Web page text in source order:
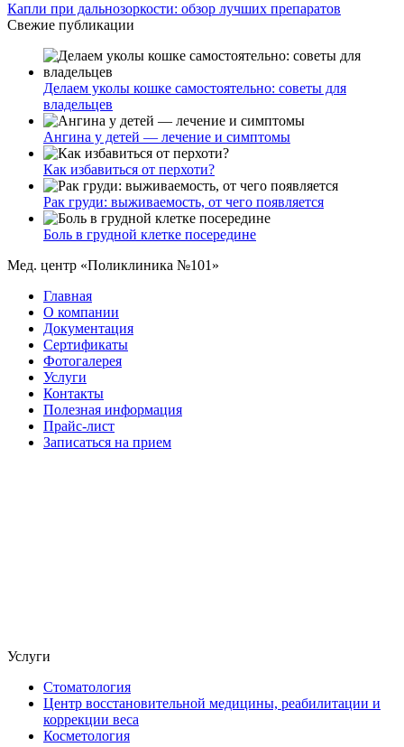
Капли при дальнозоркости: обзор лучших препаратов
Свежие публикации
Делаем уколы кошке самостоятельно: советы для
владельцев
Ангина у детей — лечение и симптомы
Как избавиться от перхоти?
Рак груди: выживаемость, от чего появляется
Боль в грудной клетке посередине
Мед. центр «Поликлиника №101»
Главная
О компании
Документация
Сертификаты
Фотогалерея
Услуги
Контакты
Полезная информация
Прайс-лист
Записаться на прием
Услуги
Стоматология
Центр восстановительной медицины, реабилитации и
коррекции веса
Косметология